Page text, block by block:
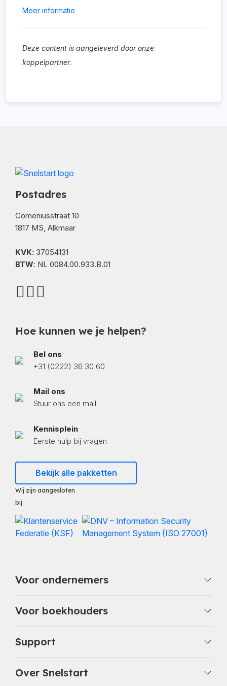
Meer informatie
Deze content is aangeleverd door onze
koppelpartner.
Postadres
Comeniusstraat 10
1817 MS, Alkmaar
KVK: 37054131
BTW: NL 0084.00.933.B.01
Hoe kunnen we je helpen?
Bel ons
+31 (0222) 36 30 60
Mail ons
Stuur ons een mail
Kennisplein
Eerste hulp bij vragen
Bekijk alle pakketten
Wij zijn aangesloten
bij
Voor ondernemers
Voor boekhouders
Support
Over Snelstart